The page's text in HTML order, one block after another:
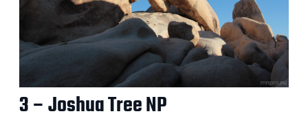
3 – Joshua Tree NP